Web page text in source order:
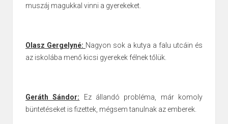
muszáj magukkal vinni a gyerekeket.
Olasz Gergelyné: Nagyon sok a kutya a falu utcáin és
az iskolába menő kicsi gyerekek félnek tőlük.
Geráth Sándor: Ez állandó probléma, már komoly
büntetéseket is fizettek, mégsem tanulnak az emberek.